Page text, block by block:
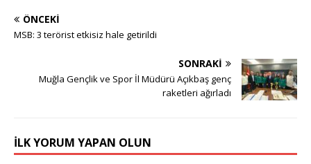
ÖNCEKI
MSB: 3 terörist etkisiz hale getirildi
SONRAKI
Muğla Gençlik ve Spor İl Müdürü Açıkbaş genç
raketleri ağırladı
İLK YORUM YAPAN OLUN